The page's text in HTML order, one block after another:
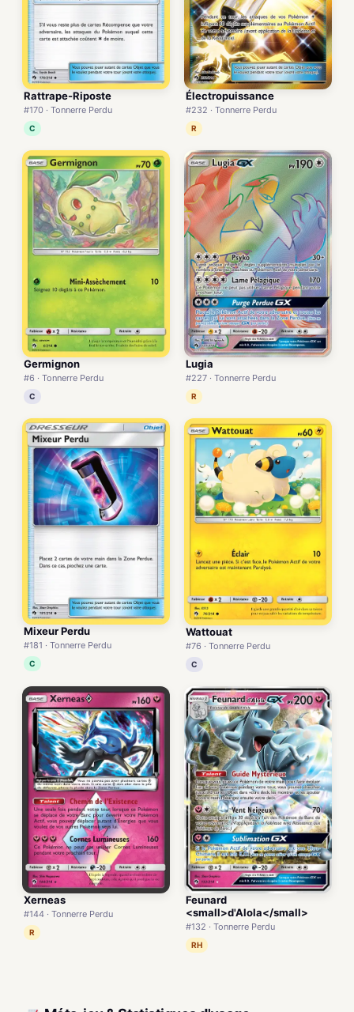
Rattrape-Riposte
#170 · Tonnerre Perdu
C
Électropuissance
#232 · Tonnerre Perdu
R
Germignon
#6 · Tonnerre Perdu
C
Lugia
#227 · Tonnerre Perdu
R
Mixeur Perdu
#181 · Tonnerre Perdu
C
Wattouat
#76 · Tonnerre Perdu
C
Xerneas
#144 · Tonnerre Perdu
R
Feunard
<small>d'Alola</small>
#132 · Tonnerre Perdu
RH